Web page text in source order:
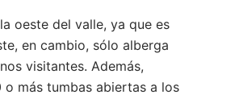
oeste del valle, ya que es
en cambio, sólo alberga
visitantes. Además,
o más tumbas abiertas a los